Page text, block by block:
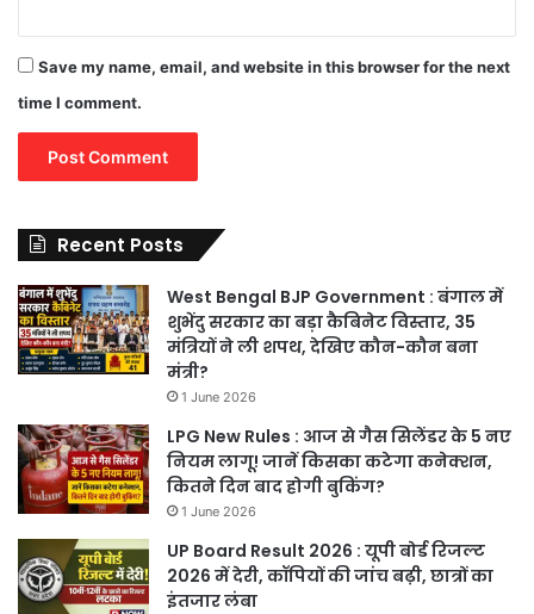
Save my name, email, and website in this browser for the next
time I comment.
Recent Posts
West Bengal BJP Government : बंगाल में
शुभेंदु सरकार का बड़ा कैबिनेट विस्तार, 35
मंत्रियों ने ली शपथ, देखिए कौन-कौन बना
मंत्री?
1 June 2026
LPG New Rules : आज से गैस सिलेंडर के 5 नए
नियम लागू! जानें किसका कटेगा कनेक्शन,
कितने दिन बाद होगी बुकिंग?
1 June 2026
UP Board Result 2026 : यूपी बोर्ड रिजल्ट
2026 में देरी, कॉपियों की जांच बढ़ी, छात्रों का
इंतजार लंबा